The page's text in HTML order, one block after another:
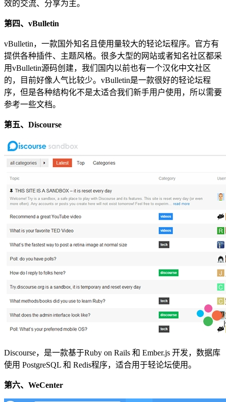
效的交流、分享为主。
第四、vBulletin
vBulletin，一款国外知名且使用量较大的轻论坛程序。官方有
提供各种插件、主题风格。很多大型的网站或者知名社区都采
用vBulletin源码创建，我们国内以前也有一个汉化中文社区
的，目前好像人气比较少。vBulletin是一款很好的轻论坛程
序，但是各种结构化不是太适合我们新手用户使用，所以需要
参考一些文档。
第五、Discourse
Discourse，是一款基于Ruby on Rails 和 Ember.js 开发，数据库
使用 PostgreSQL 和 Redis程序，适合用于轻论坛使用。
第六、WeCenter